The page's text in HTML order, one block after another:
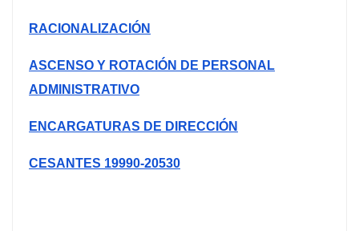
RACIONALIZACIÓN
ASCENSO Y ROTACIÓN DE PERSONAL
ADMINISTRATIVO
ENCARGATURAS DE DIRECCIÓN
CESANTES 19990-20530